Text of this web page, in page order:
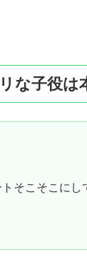
な子役は
そこそこにし